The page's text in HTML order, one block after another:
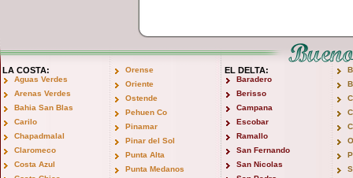
LA COSTA:
Aguas Verdes
Arenas Verdes
Bahia San Blas
Carilo
Chapadmalal
Claromeco
Costa Azul
Orense
Oriente
Ostende
Pehuen Co
Pinamar
Pinar del Sol
Punta Alta
Punta Medanos
EL DELTA:
Baradero
Berisso
Campana
Escobar
Ramallo
San Fernando
San Nicolas